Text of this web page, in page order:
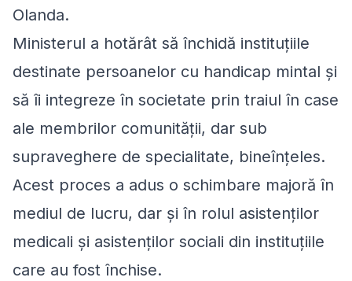
Olanda.
Ministerul a hotărât să închidă instituțiile
destinate persoanelor cu handicap mintal și
să îi integreze în societate prin traiul în case
ale membrilor comunității, dar sub
supraveghere de specialitate, bineînțeles.
Acest proces a adus o schimbare majoră în
mediul de lucru, dar și în rolul asistenților
medicali și asistenților sociali din instituțiile
care au fost închise.